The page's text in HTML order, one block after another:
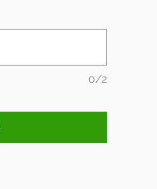
0/2